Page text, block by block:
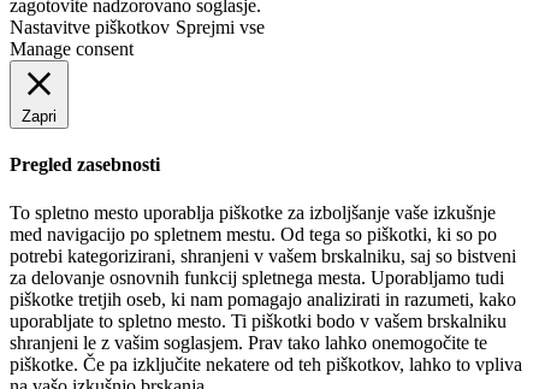
zagotovite nadzorovano soglasje.
Nastavitve piškotkov Sprejmi vse
Manage consent
Zapri
Pregled zasebnosti
To spletno mesto uporablja piškotke za izboljšanje vaše izkušnje
med navigacijo po spletnem mestu. Od tega so piškotki, ki so po
potrebi kategorizirani, shranjeni v vašem brskalniku, saj so bistveni
za delovanje osnovnih funkcij spletnega mesta. Uporabljamo tudi
piškotke tretjih oseb, ki nam pomagajo analizirati in razumeti, kako
uporabljate to spletno mesto. Ti piškotki bodo v vašem brskalniku
shranjeni le z vašim soglasjem. Prav tako lahko onemogočite te
piškotke. Če pa izključite nekatere od teh piškotkov, lahko to vpliva